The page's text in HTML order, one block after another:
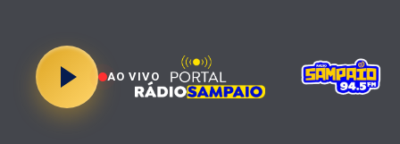
AO VIVO